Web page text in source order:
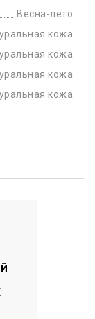
Весна-лето
кожа
кожа
кожа
кожа